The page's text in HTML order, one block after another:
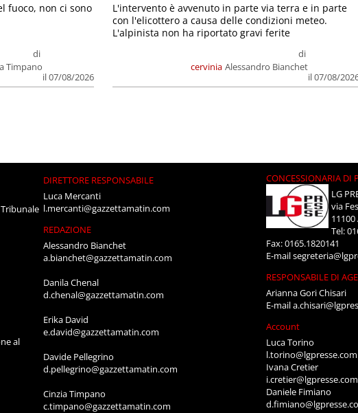
di
Timpano
il 07/08/2026
fuoco, non ci sono
cervinia
di
Alessandro Bianchet
il 07/08/
L'intervento è avvenuto in parte via terra e in parte
con l'elicottero a causa delle condizioni meteo.
L'alpinista non ha riportato gravi ferite
al
DIRETTORE RESPONSABILE
Luca Mercanti
l.mercanti@gazzettamatin.com
REDAZIONE
Alessandro Bianchet
a.bianchet@gazzettamatin.com
Danila Chenal
d.chenal@gazzettamatin.com
Erika David
e.david@gazzettamatin.com
Davide Pellegrino
d.pellegrino@gazzettamatin.com
Cinzia Timpano
c.timpano@gazzettamatin.com
CONCESSIONARIA DI
LG
via
11100
Tel:
Fax: 0165.1820141
E-mail
RESPONSABILE DI
Arianna Gori Chisari
E-mail
Account
Luca Torino
l.torino@lgpresse.com
Ivana Cretier
i.cretier@lgpresse.com
Daniele Fimiano